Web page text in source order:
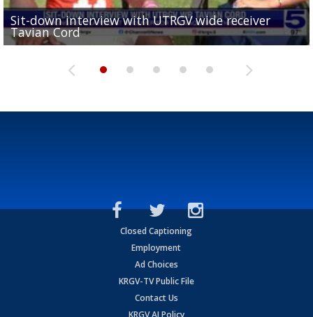
Sit-down interview with UTRGV wide receiver
Tavian Cord
Two-a-Day Tour 2026: Raymondville Bearkats
Two-a-Day Tour 2026: Port Isabel Tarpons
UTRGV football ranks fourth in SLC preseason poll
and receiving votes in...
Two-a-Day Tour 2026: Santa Rosa Warriors
Closed Captioning
Employment
Ad Choices
KRGV-TV Public File
Contact Us